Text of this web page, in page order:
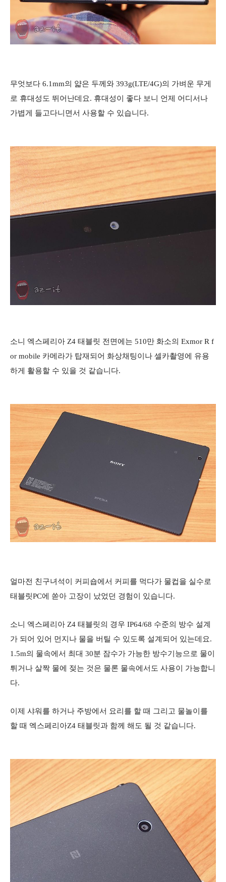
무엇보다 6.1mm의 얇은 두께와 393g(LTE/4G)의 가벼운 무게
로 휴대성도 뛰어난데요. 휴대성이 좋다 보니 언제 어디서나
가볍게 들고다니면서 사용할 수 있습니다.
소니 엑스페리아 Z4 태블릿 전면에는 510만 화소의 Exmor R f
or mobile 카메라가 탑재되어 화상채팅이나 셀카촬영에 유용
하게 활용할 수 있을 것 같습니다.
얼마전 친구녀석이 커피숍에서 커피를 먹다가 물컵을 실수로
태블릿PC에 쏟아 고장이 났었던 경험이 있습니다.
소니 엑스페리아 Z4 태블릿의 경우 IP64/68 수준의 방수 설계
가 되어 있어 먼지나 물을 버틸 수 있도록 설계되어 있는데요.
1.5m의 물속에서 최대 30분 잠수가 가능한 방수기능으로 물이
튀거나 살짝 물에 젖는 것은 물론 물속에서도 사용이 가능합니
다.
이제 샤워를 하거나 주방에서 요리를 할 때 그리고 물놀이를
할 때 엑스페리아Z4 태블릿과 함께 해도 될 것 같습니다.